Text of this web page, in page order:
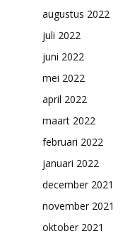
augustus 2022
juli 2022
juni 2022
mei 2022
april 2022
maart 2022
februari 2022
januari 2022
december 2021
november 2021
oktober 2021